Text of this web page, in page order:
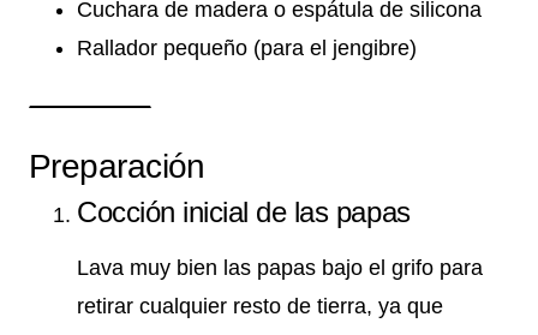
Cuchara de madera o espátula de silicona
Rallador pequeño (para el jengibre)
Preparación
Cocción inicial de las papas
Lava muy bien las papas bajo el grifo para
retirar cualquier resto de tierra, ya que